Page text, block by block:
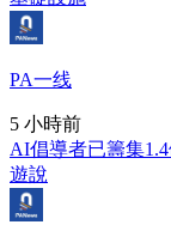
PA一线
5 小時前
AI倡導者已籌集
遊說